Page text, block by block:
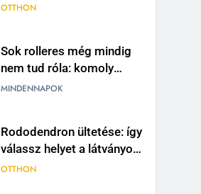
nem tud róla: komoly
változások jöhetnek a
közlekedési szabályokban
MINDENNAPOK
válassz helyet a látványos
virágzáshoz
OTTHON